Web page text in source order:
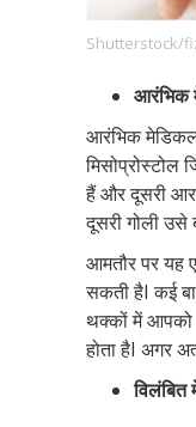
Footer
Company
Just
Shutterstock/
आरंभिक
आरंभिक मेडिकल
हैं और दूसरी
दूसरी गोली
आमतौर पर यह
सकती हैI कई
थक्कों में आपको
होता हैI अगर
विलंबित